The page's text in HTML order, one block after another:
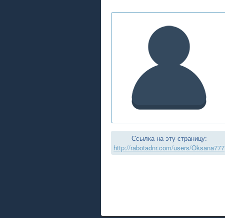
Ссылка на эту страницу:
http://rabotadnr.com/users/Oksana777